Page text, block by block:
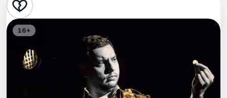
Стендап
16+